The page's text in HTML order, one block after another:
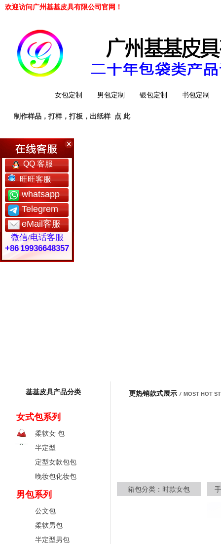
欢迎访问广州基基皮具有限公司官网！
女包定制 男包定制 银包定制 书包定制
工厂简介
制作样品，打样，打板，出纸样 点 此
基基皮具产品分类
女式包系列
柔软女 包
半定型
定型女款包包
晚妆包化妆包
男包系列
公文包
柔软男包
半定型男包
更热销款式展示 / MOST HOT
箱包分类：时款女包
QQ 客服
旺旺客服
whatsapp
Telegrem
eMail客服
微信/电话客服
+86 19936648357